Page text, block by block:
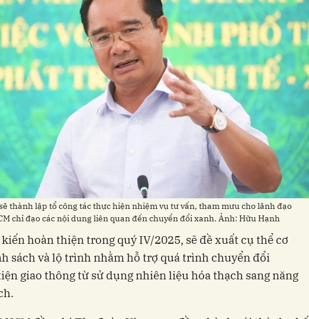
thành lập tổ công tác thực hiện nhiệm vụ tư vấn, tham mưu cho lãnh đạo
chỉ đạo các nội dung liên quan đến chuyển đổi xanh. Ảnh: Hữu Hạnh
hoàn thiện trong quý IV/2025, sẽ đề xuất cụ thể cơ
sách và lộ trình nhằm hỗ trợ quá trình chuyển đổi
giao thông từ sử dụng nhiên liệu hóa thạch sang năng